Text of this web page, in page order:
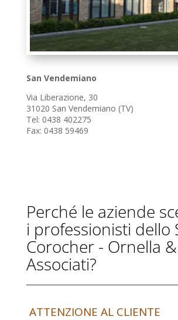
San Vendemiano
Via Liberazione, 30
31020 San Vendemiano (TV)
Tel: 0438 402275
Fax: 0438 59469
Perché le aziende
i professionisti dello
Corocher - Ornella &
Associati?
ATTENZIONE AL CLIENTE